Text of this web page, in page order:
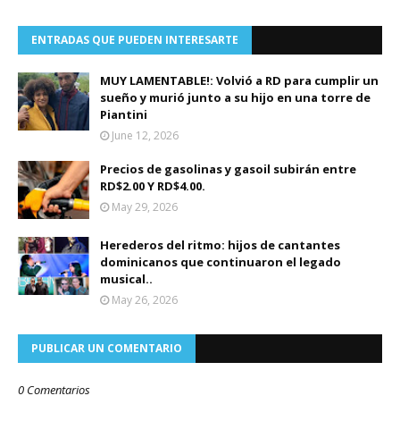
ENTRADAS QUE PUEDEN INTERESARTE
MUY LAMENTABLE!: Volvió a RD para cumplir un
sueño y murió junto a su hijo en una torre de
Piantini
June 12, 2026
Precios de gasolinas y gasoil subirán entre
RD$2.00 Y RD$4.00.
May 29, 2026
Herederos del ritmo: hijos de cantantes
dominicanos que continuaron el legado
musical..
May 26, 2026
PUBLICAR UN COMENTARIO
0 Comentarios